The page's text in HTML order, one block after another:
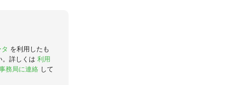
を利用したも
。詳しくは 利用
務局に連絡 して